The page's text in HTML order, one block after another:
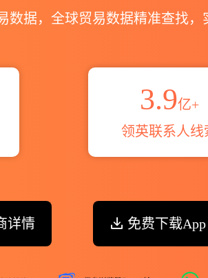
数据，全球贸易数据精准查找
3.9亿+
领英联系人线
详情 免费下载App